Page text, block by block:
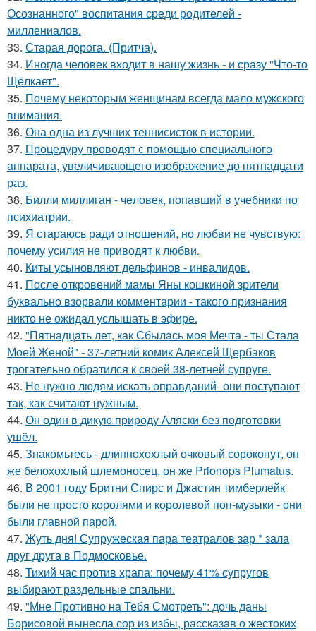
Осознанного" воспитания среди родителей -
миллениалов.
33. Старая дорога. (Притча).
34. Иногда человек входит в нашу жизнь - и сразу "Что-то
Щёлкает".
35. Почему некоторым женщинам всегда мало мужского
внимания.
36. Она одна из лучших теннисисток в истории.
37. Процедуру проводят с помощью специального
аппарата, увеличивающего изображение до пятнадцати
раз.
38. Билли миллиган - чeловек, попавший в учебники по
психиатрии.
39. Я стараюсь ради отношений, но любви не чувствую:
почему усилия не приводят к любви.
40. Киты усыновляют дельфинов - инвалидов.
41. После откровений мамы Яны кошкиной зрители
буквально взорвали комментарии - такого признания
никто не ожидал услышать в эфире.
42. "Пятнадцать лет, как Сбылась моя Мечта - ты Стала
Моей Женой" - 37-летний комик Алексей Щербаков
трогательно обратился к своей 38-летней супруге.
43. Не нужно людям искать оправданий- они поступают
так, как считают нужным.
44. Он один в дикую природу Аляски без подготовки
ушёл.
45. Знакомьтесь - длиннохохлый очковый сорокопут, он
же белохохлый шлемоносец, он же Prionops Plumatus.
46. В 2001 году Бритни Спирс и Джастин тимберлейк
были не просто королями и королевой поп-музыки - они
были главной парой.
47. Жуть дня! Супружеская пара театралов зар * зала
друг друга в Подмосковье.
48. Тихий час против храпа: почему 41% супругов
выбирают раздельные спальни.
49. "Мне Противно на Тебя Смотреть": дочь даны
Борисовой вынесла сор из избы, рассказав о жестоких